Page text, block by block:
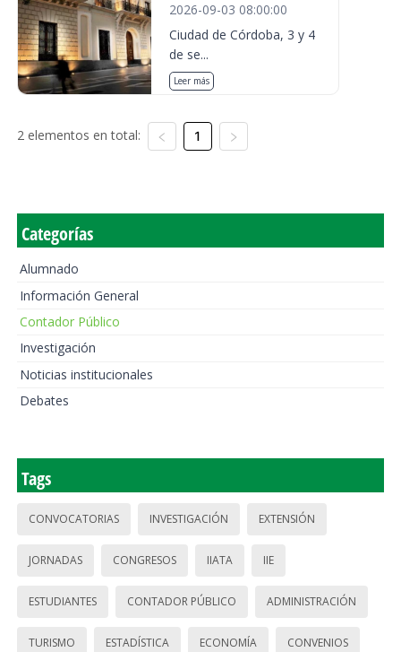
2026-09-03 08:00:00
Ciudad de Córdoba, 3 y 4
de se...
Leer más
2 elementos en total: 1
Categorías
Alumnado
Información General
Contador Público
Investigación
Noticias institucionales
Debates
Tags
CONVOCATORIAS INVESTIGACIÓN EXTENSIÓN
JORNADAS CONGRESOS IIATA IIE
ESTUDIANTES CONTADOR PÚBLICO ADMINISTRACIÓN
TURISMO ESTADÍSTICA ECONOMÍA CONVENIOS